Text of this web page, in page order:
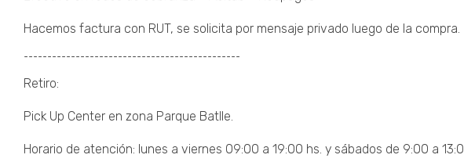
Hacemos factura con RUT, se solicita por mensaje privado luego de la compra.
¯¯¯¯¯¯¯¯¯¯¯¯¯¯¯¯¯¯¯¯¯¯¯¯¯¯¯¯¯¯¯¯¯¯¯¯¯¯¯¯¯¯¯¯¯¯
Retiro:
Pick Up Center en zona Parque Batlle.
Horario de atención: lunes a viernes 09:00 a 19:00 hs. y sábados de 9:00 a